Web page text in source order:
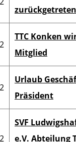
zurückgetreten
TTC Konken
Mitglied
Urlaub
Präsident
SVF
e.V. Abteilung